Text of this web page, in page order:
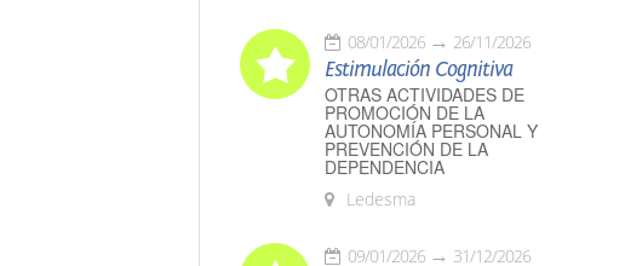
08/01/2026 26/11/2026
Estimulación Cognitiva
OTRAS ACTIVIDADES DE
PROMOCIÓN DE LA
AUTONOMÍA PERSONAL Y
PREVENCIÓN DE LA
DEPENDENCIA
Ledesma
09/01/2026 31/12/2026